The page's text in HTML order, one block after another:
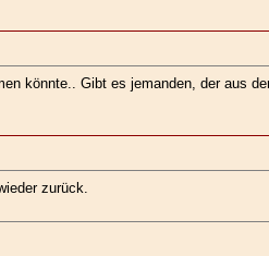
könnte.. Gibt es jemanden, der aus
zurück.